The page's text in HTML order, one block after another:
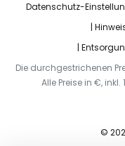
Datenschutz-
Die durchgestrichenen
Alle Preise in €,
©